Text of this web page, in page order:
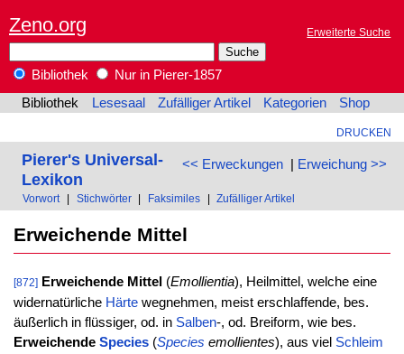
Zeno.org Erweiterte Suche
Bibliothek
Nur in Pierer-1857
Bibliothek
Lesesaal Zufälliger Artikel Kategorien Shop
DRUCKEN
<< Erweckungen| Erweichung >>
Pierer's Universal-
Lexikon
Vorwort Stichwörter Faksimiles Zufälliger Artikel
Erweichende Mittel
[872] Erweichende Mittel (Emollientia), Heilmittel, welche eine
widernatürliche Härtewegnehmen, meist erschlaffende, bes.
äußerlich in flüssiger, od. in Salben-, od. Breiform, wie bes.
Erweichende Species(Species emollientes), aus viel Schleim